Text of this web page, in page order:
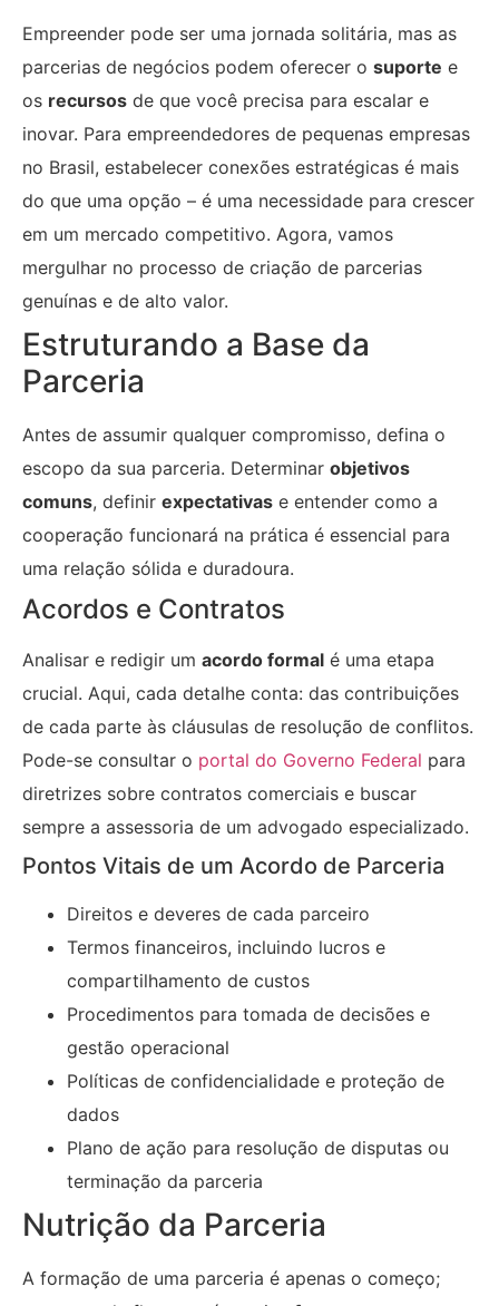
Empreender pode ser uma jornada solitária, mas as
parcerias de negócios podem oferecer o suporte e
os recursos de que você precisa para escalar e
inovar. Para empreendedores de pequenas empresas
no Brasil, estabelecer conexões estratégicas é mais
do que uma opção – é uma necessidade para crescer
em um mercado competitivo. Agora, vamos
mergulhar no processo de criação de parcerias
genuínas e de alto valor.
Estruturando a Base da
Parceria
Antes de assumir qualquer compromisso, defina o
escopo da sua parceria. Determinar objetivos
comuns, definir expectativas e entender como a
cooperação funcionará na prática é essencial para
uma relação sólida e duradoura.
Acordos e Contratos
Analisar e redigir um acordo formal é uma etapa
crucial. Aqui, cada detalhe conta: das contribuições
de cada parte às cláusulas de resolução de conflitos.
Pode-se consultar o portal do Governo Federal para
diretrizes sobre contratos comerciais e buscar
sempre a assessoria de um advogado especializado.
Pontos Vitais de um Acordo de Parceria
Direitos e deveres de cada parceiro
Termos financeiros, incluindo lucros e
compartilhamento de custos
Procedimentos para tomada de decisões e
gestão operacional
Políticas de confidencialidade e proteção de
dados
Plano de ação para resolução de disputas ou
terminação da parceria
Nutrição da Parceria
A formação de uma parceria é apenas o começo;